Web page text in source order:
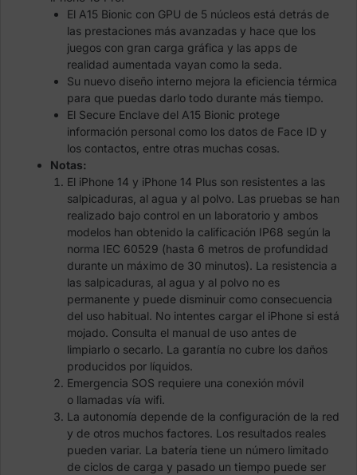
El A15 Bionic con GPU de 5 núcleos está detrás de
las prestaciones más avanzadas y hace que los
juegos con gran carga gráfica y las apps de
realidad aumentada vayan como la seda.
Su nuevo diseño interno mejora la eficiencia térmica
para que puedas darlo todo durante más tiempo.
El Secure Enclave del A15 Bionic protege
información personal como los datos de Face ID y
los contactos, entre otras muchas cosas.
Notas:
El iPhone 14 y iPhone 14 Plus son resistentes a las
salpicaduras, al agua y al polvo. Las pruebas se han
realizado bajo control en un laboratorio y ambos
modelos han obtenido la calificación IP68 según la
norma IEC 60529 (hasta 6 metros de profundidad
durante un máximo de 30 minutos). La resistencia a
las salpicaduras, al agua y al polvo no es
permanente y puede disminuir como consecuencia
del uso habitual. No intentes cargar el iPhone si está
mojado. Consulta el manual de uso antes de
limpiarlo o secarlo. La garantía no cubre los daños
producidos por líquidos.
Emergencia SOS requiere una conexión móvil
o llamadas vía wifi.
La autonomía depende de la configuración de la red
y de otros muchos factores. Los resultados reales
pueden variar. La batería tiene un número limitado
de ciclos de carga y pasado un tiempo puede ser